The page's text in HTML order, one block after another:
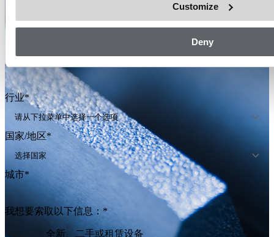
Customize
Deny
联系电话*
所属公司
行业*
国家/地区*
城市*
我想要索取以下信息： *
全新、二手或租赁设备